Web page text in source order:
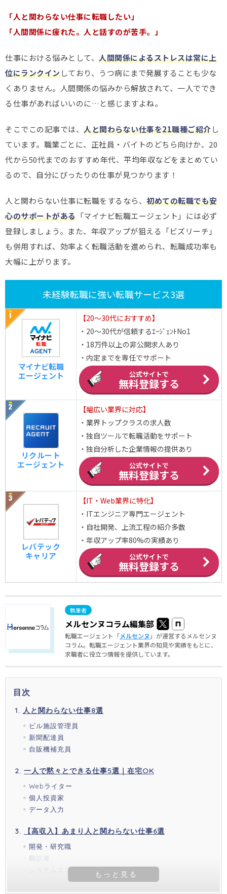
「人と関わらない仕事に転職したい」
「人間関係に疲れた。人と話すのが苦手。」
仕事における悩みとして、 人間関係によるストレスは常に上
位にランクインしており、うつ病にまで発展することも少な
くありません。人間関係の悩みから解放されて、一人ででき
る仕事があればいいのに…と感じますよね。
そこでこの記事では、 人と関わらない仕事を21職種ご紹介し
ています。職業ごとに、正社員・バイトのどちら向けか、20
代から50代までのおすすめ年代、平均年収などをまとめてい
るので、自分にぴったりの仕事が見つかります！
人と関わらない仕事に転職をするなら、 初めての転職でも安
心のサポートがある「マイナビ転職エージェント」には必ず
登録しましょう。また、年収アップが狙える「ビズリーチ」
も併用すれば、効率よく転職活動を進められ、転職成功率も
大幅に上がります。
未経験転職に強い転職サービス3選
マイナビ転職
エージェント
【20～30代におすすめ】
・20～30代が信頼するｴｰｼﾞｪﾝﾄNo1
・18万件以上の非公開求人あり
・内定までを専任でサポート
公式サイトで
無料登録する
リクルート
エージェント
【幅広い業界に対応】
・業界トップクラスの求人数
・独自ツールで転職活動をサポート
・独自分析した企業情報の提供あり
公式サイトで
無料登録する
レバテック
キャリア
【IT・Web業界に特化】
・ITエンジニア専門エージェント
・自社開発、上流工程の紹介多数
・年収アップ率80%の実績あり
公式サイトで
無料登録する
メルセンヌコラム編集部
転職エージェント「メルセンヌ 」が運営するメルセンヌ
コラム。転職エージェント業界の知見や実績をもとに、
求職者に役立つ情報を提供しています。
目次
人と関わらない仕事8選
ビル施設管理員
新聞配達員
自販機補充員
一人で黙々とできる仕事5選｜在宅OK
Webライター
個人投資家
データ入力
【高収入】あまり人と関わらない仕事6選
開発・研究職
翻訳者
システムエンジニア(SE)